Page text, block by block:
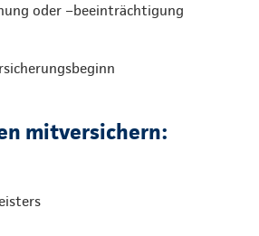
oder –beeinträchtigung
mitversichern: